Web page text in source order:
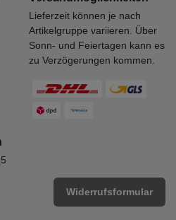
Lieferzeit können je nach
Artikelgruppe variieren. Über
Sonn- und Feiertagen kann es
zu Verzögerungen kommen.
Widerrufsformular